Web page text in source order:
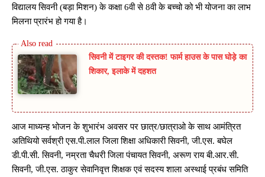
विद्यालय सिवनी (बड़ा मिशन) के कक्षा 6वी से 8वी के बच्चो को भी योजना का लाभ
मिलना प्रारंभ हो गया है।
सिवनी में टाइगर की दस्तक! फार्म हाउस के पास घोड़े का
शिकार, इलाके में दहशत
आज माध्यन्ह भोजन के शुभारंभ अवसर पर छात्र/छात्राओ के साथ आमंत्रित
अतिथियो सर्वश्री एस.पी.लाल जिला शिक्षा अधिकारी सिवनी, जी.एस. बघेल
डी.पी.सी. सिवनी, नम्रता चैधरी जिला पंचायत सिवनी, अरूण राय बी.आर.सी.
सिवनी, जी.एस. ठाकुर सेवानिवृत्त शिक्षक एवं सदस्य शाला अस्थाई प्रबंध समिति